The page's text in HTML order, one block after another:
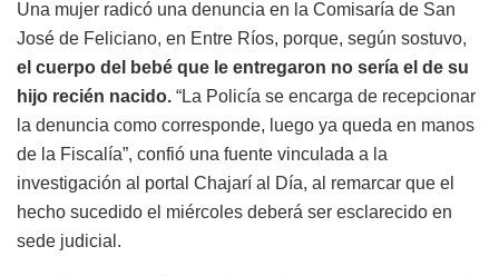
Una mujer radicó una denuncia en la Comisaría de San
José de Feliciano, en Entre Ríos, porque, según sostuvo,
el cuerpo del bebé que le entregaron no sería el de su
hijo recién nacido. “La Policía se encarga de recepcionar
la denuncia como corresponde, luego ya queda en manos
de la Fiscalía”, confió una fuente vinculada a la
investigación al portal Chajarí al Día, al remarcar que el
hecho sucedido el miércoles deberá ser esclarecido en
sede judicial.